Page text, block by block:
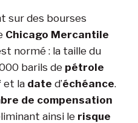
sur des bourses
Chicago Mercantile
normé : la taille du
barils de pétrole
et la date d’échéance.
de compensation
ainsi le risque